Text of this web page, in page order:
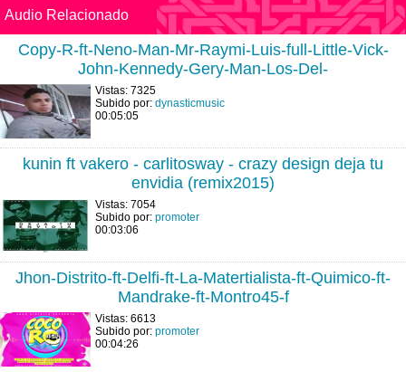
Audio Relacionado
Copy-R-ft-Neno-Man-Mr-Raymi-Luis-full-Little-Vick-
John-Kennedy-Gery-Man-Los-Del-
Vistas: 7325
Subido por: dynasticmusic
00:05:05
kunin ft vakero - carlitosway - crazy design deja tu
envidia (remix2015)
Vistas: 7054
Subido por: promoter
00:03:06
Jhon-Distrito-ft-Delfi-ft-La-Matertialista-ft-Quimico-ft-
Mandrake-ft-Montro45-f
Vistas: 6613
Subido por: promoter
00:04:26